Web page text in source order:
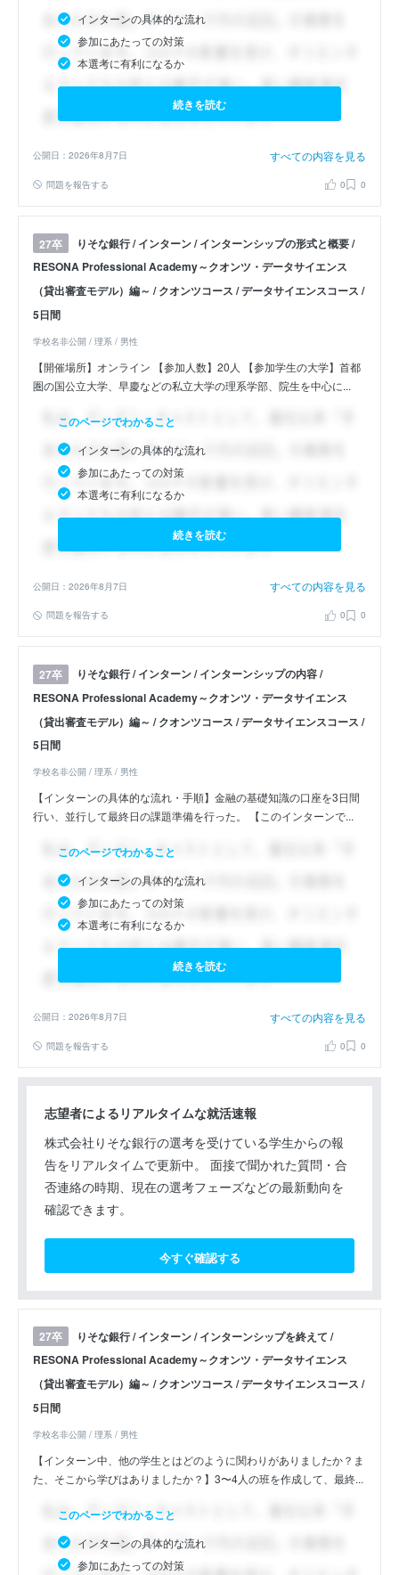
インターンの具体的な流れ
参加にあたっての対策
本選考に有利になるか
続きを読む
公開日：2026年8月7日 すべての内容を見る
問題を報告する 0 0
27卒
りそな銀行 / インターン / インターンシップの形式と概要 /
RESONA Professional Academy～クオンツ・データサイエンス
（貸出審査モデル）編～ / クオンツコース / データサイエンスコース /
5日間
学校名非公開 / 理系 / 男性
【開催場所】オンライン 【参加人数】20人 【参加学生の大学】首都
圏の国公立大学、早慶などの私立大学の理系学部、院生を中心に...
このページでわかること
インターンの具体的な流れ
参加にあたっての対策
本選考に有利になるか
続きを読む
公開日：2026年8月7日 すべての内容を見る
問題を報告する 0 0
27卒
りそな銀行 / インターン / インターンシップの内容 /
RESONA Professional Academy～クオンツ・データサイエンス
（貸出審査モデル）編～ / クオンツコース / データサイエンスコース /
5日間
学校名非公開 / 理系 / 男性
【インターンの具体的な流れ・手順】金融の基礎知識の口座を3日間
行い、並行して最終日の課題準備を行った。 【このインターンで...
このページでわかること
インターンの具体的な流れ
参加にあたっての対策
本選考に有利になるか
続きを読む
公開日：2026年8月7日 すべての内容を見る
問題を報告する 0 0
志望者によるリアルタイムな就活速報
株式会社りそな銀行の選考を受けている学生からの報
告をリアルタイムで更新中。 面接で聞かれた質問・合
否連絡の時期、現在の選考フェーズなどの最新動向を
確認できます。
今すぐ確認する
27卒
りそな銀行 / インターン / インターンシップを終えて /
RESONA Professional Academy～クオンツ・データサイエンス
（貸出審査モデル）編～ / クオンツコース / データサイエンスコース /
5日間
学校名非公開 / 理系 / 男性
【インターン中、他の学生とはどのように関わりがありましたか？ま
た、そこから学びはありましたか？】3〜4人の班を作成して、最終...
このページでわかること
インターンの具体的な流れ
参加にあたっての対策